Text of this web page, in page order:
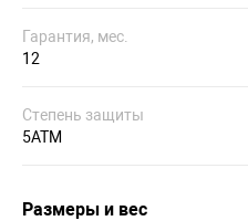
Гарантия, мес.
12
Степень защиты
5ATM
Размеры и вес